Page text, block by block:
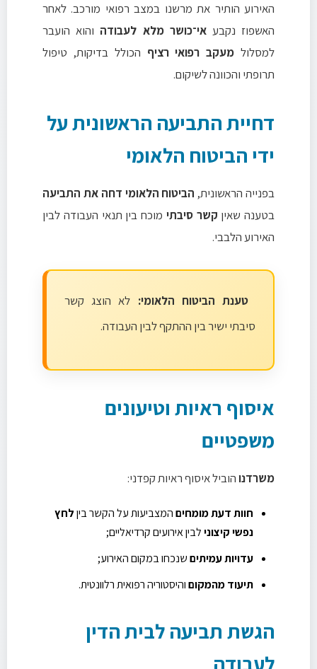
האירוע הותיר את מרשנו במצב רפואי מורכב. לאחר
האשפוז נקבעאי־כושר מלא לעבודה והוא הועבר
למסלול מעקב רפואי רציף הכולל בדיקות, טיפול
תרופתי והכוונה לשיקום.
דחיית התביעה הראשונית על
ידי הביטוח הלאומי
בפנייה הראשונית, הביטוח הלאומי דחה את התביעה
בטענה שאין קשר סיבתי מוכח בין תנאי העבודה לבין
האירוע הלבבי.
טענת הביטוח הלאומי: לא הוצג קשר
סיבתי ישיר בין ההתקף לבין העבודה.
איסוף ראיות וטיעונים
משפטיים
משרדנוהוביל איסוף ראיות קפדני:
חוות דעת מומחיםהמצביעות על הקשר ביןלחץ
נפשי קיצונילבין אירועים קרדיאליים;
עדויות עמיתיםשנכחו במקום האירוע;
תיעוד מהמקוםוהיסטוריה רפואית רלוונטית.
הגשת תביעה לבית הדין